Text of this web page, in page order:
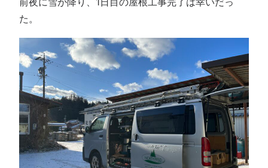
た。